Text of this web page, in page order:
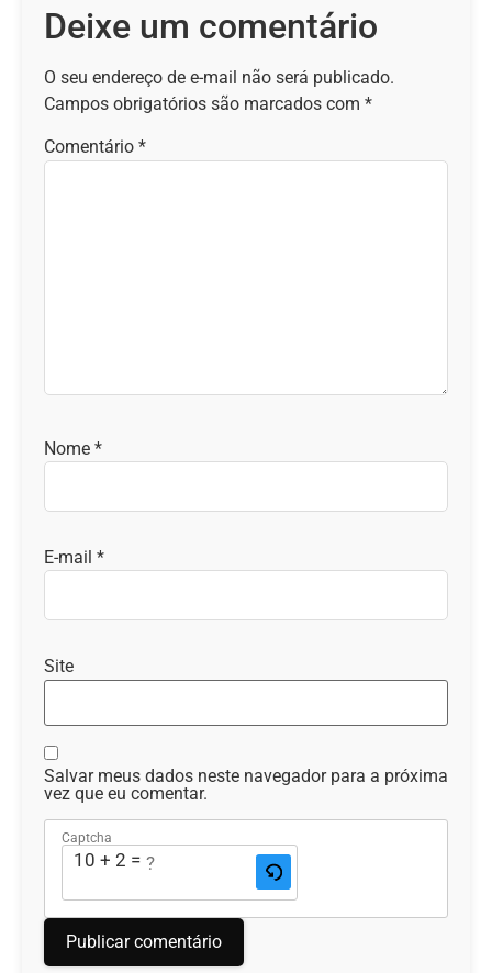
Deixe um comentário
O seu endereço de e-mail não será publicado.
Campos obrigatórios são marcados com *
Comentário *
Nome *
E-mail *
Site
Salvar meus dados neste navegador para a próxima
vez que eu comentar.
Captcha
10 + 2 = ?